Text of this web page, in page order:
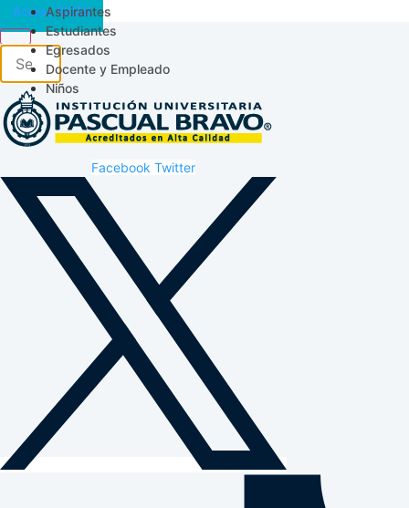
Aspirantes
Estudiantes
Egresados
Docente y Empleado
Niños
Acceso SICAU
Facebook Twitter